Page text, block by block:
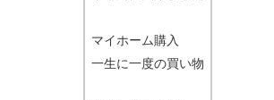
マイホーム購入
一生に一度の買い物